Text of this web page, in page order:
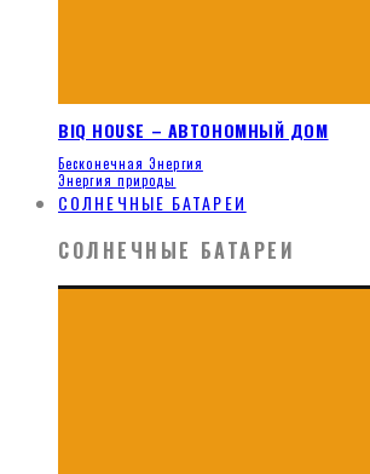
BIQ HOUSE – АВТОНОМНЫЙ ДОМ
Бесконечная Энергия
Энергия природы
СОЛНЕЧНЫЕ БАТАРЕИ
СОЛНЕЧНЫЕ БАТАРЕИ